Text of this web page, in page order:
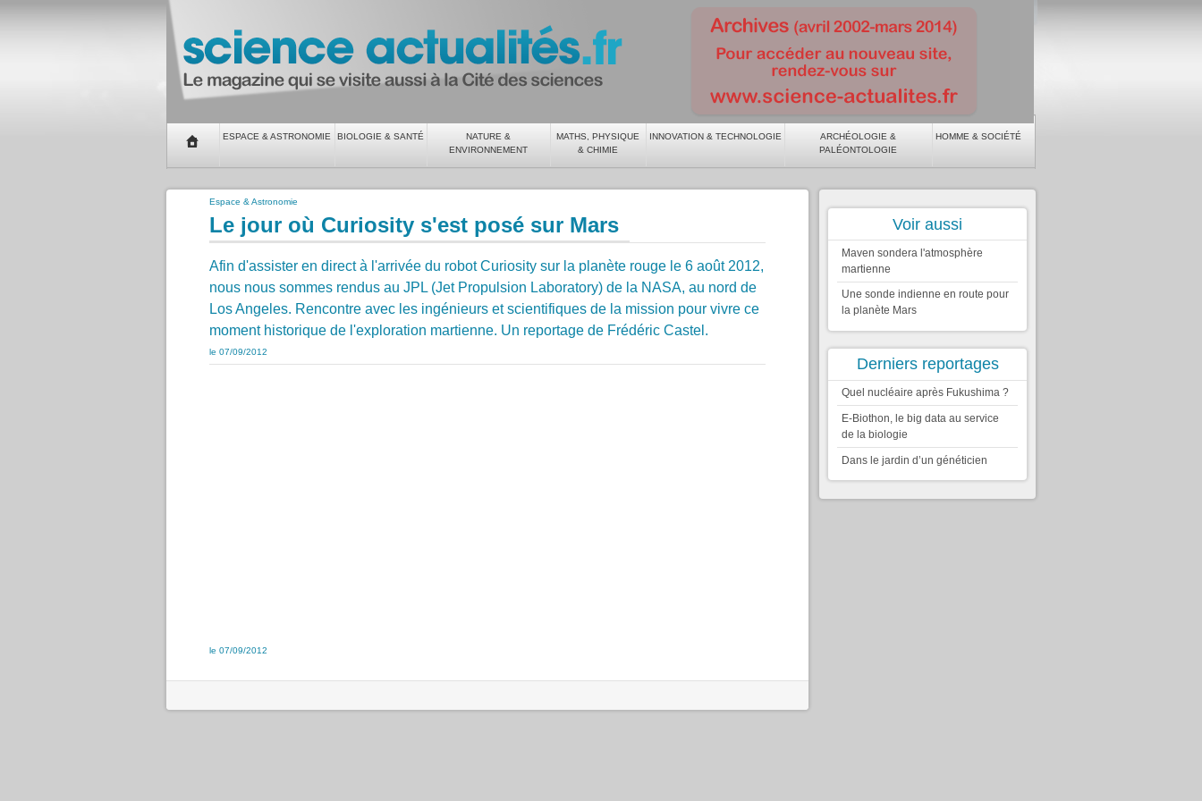
ESPACE & ASTRONOMIE BIOLOGIE & SANTÉ
NATURE &
ENVIRONNEMENT
MATHS, PHYSIQUE
& CHIMIE
INNOVATION & TECHNOLOGIE
ARCHÉOLOGIE &
PALÉONTOLOGIE
HOMME & SOCIÉTÉ
Espace & Astronomie
Le jour où Curiosity s'est posé sur Mars
Afin d'assister en direct à l'arrivée du robot Curiosity sur la planète rouge le 6 août 2012,
nous nous sommes rendus au JPL (Jet Propulsion Laboratory) de la NASA, au nord de
Los Angeles. Rencontre avec les ingénieurs et scientifiques de la mission pour vivre ce
moment historique de l'exploration martienne. Un reportage de Frédéric Castel.
le 07/09/2012
le 07/09/2012
Voir aussi
Maven sondera l'atmosphère
martienne
Une sonde indienne en route pour
la planète Mars
Derniers reportages
Quel nucléaire après Fukushima ?
E-Biothon, le big data au service
de la biologie
Dans le jardin d’un généticien